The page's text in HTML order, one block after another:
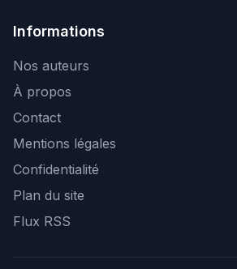
Informations
Nos auteurs
À propos
Contact
Mentions légales
Confidentialité
Plan du site
Flux RSS